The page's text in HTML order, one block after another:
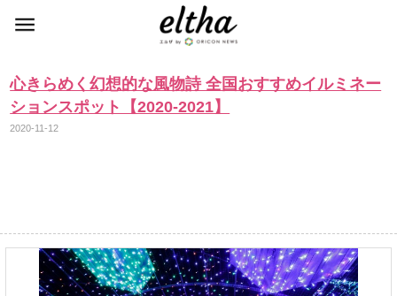
心きらめく幻想的な風物詩 全国おすすめイルミネー
ションスポット【2020-2021】
2020-11-12